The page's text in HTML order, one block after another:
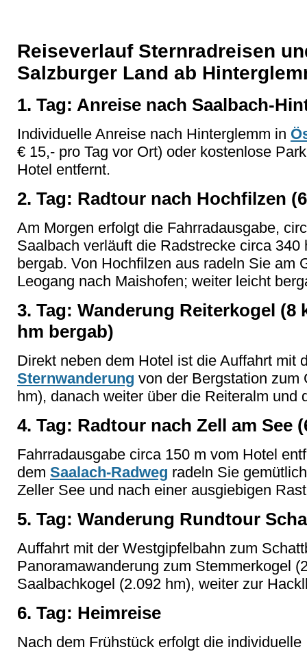
Reiseverlauf Sternradreisen
Salzburger Land ab
1. Tag: Anreise nach Saalbach-
Individuelle Anreise nach Hinterglemm in
€ 15,- pro Tag vor Ort) oder kostenlose
Hotel entfernt.
2. Tag: Radtour nach Hochfilzen
Am Morgen erfolgt die Fahrradausgabe,
Saalbach verläuft die Radstrecke circa
bergab. Von Hochfilzen aus radeln Sie am
Leogang nach Maishofen; weiter leicht
3. Tag: Wanderung Reiterkogel (8
hm bergab)
Direkt neben dem Hotel ist die Auffahrt mit
Sternwanderung von der Bergstation zum
hm), danach weiter über die Reiteralm und
4. Tag: Radtour nach Zell am See
Fahrradausgabe circa 150 m vom Hotel
dem Saalach-Radweg radeln Sie
Zeller See und nach einer ausgiebigen
5. Tag: Wanderung Rundtour
Auffahrt mit der Westgipfelbahn zum
Panoramawanderung zum Stemmerkogel
Saalbachkogel (2.092 hm), weiter zur
6. Tag: Heimreise
Nach dem Frühstück erfolgt die